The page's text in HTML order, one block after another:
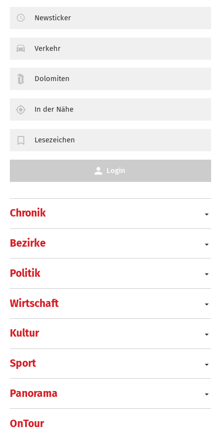
Chronik
Bezirke
Politik
Wirtschaft
Kultur
Sport
Panorama
OnTour
Newsticker
Verkehr
Dolomiten
In der Nähe
Lesezeichen
Login